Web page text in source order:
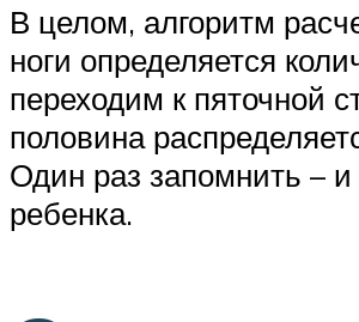
В целом, алгоритм
ноги определяется
переходим к пяточной
половина
Один раз запомнить –
ребенка.